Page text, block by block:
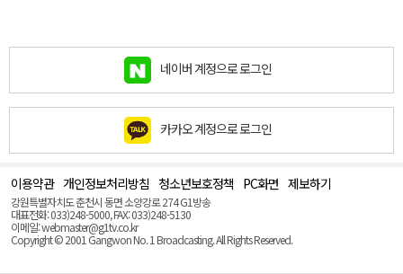
네이버 계정으로 로그인
카카오 계정으로 로그인
이용약관 개인정보처리방침 청소년보호정책 PC화면 제보하기
강원특별자치도 춘천시 동면 소양강로 274 G1방송
대표전화: 033)248-5000, FAX: 033)248-5130
이메일: webmaster@g1tv.co.kr
Copyright © 2001 Gangwon No. 1 Broadcasting. All Rights Reserved.